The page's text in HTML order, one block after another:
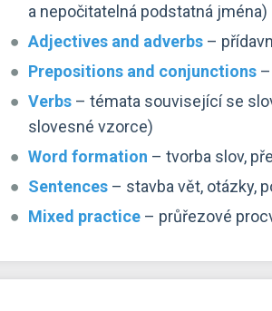
a nepočitatelná podstatná jména)
Adjectives and adverbs –
Prepositions and conjunctions
Verbs – témata související se
slovesné vzorce)
Word formation – tvorba slov,
Sentences – stavba vět, otázky,
Mixed practice – průřezové